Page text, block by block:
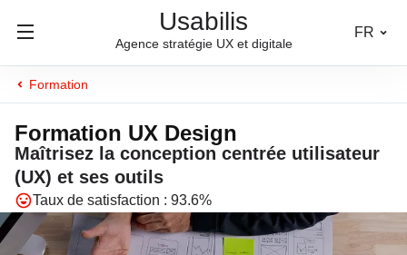
Usabilis
Agence stratégie UX et digitale
FR
Formation
Formation UX Design
Maîtrisez la conception centrée utilisateur
(UX) et ses outils
Taux de satisfaction : 93.6%